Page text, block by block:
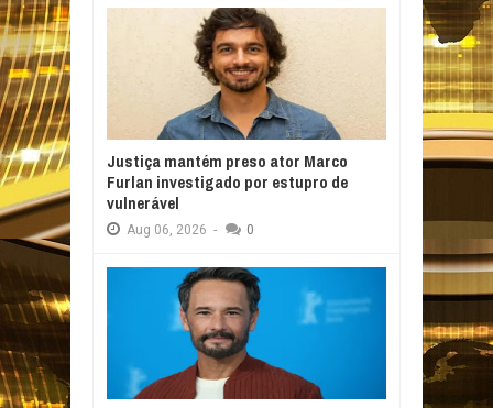
Justiça mantém preso ator Marco
Furlan investigado por estupro de
vulnerável
Aug 06, 2026 - 0